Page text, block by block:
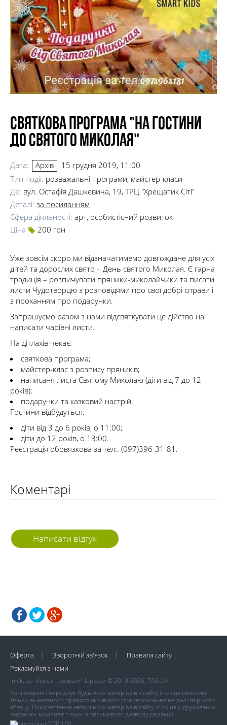
Святкова програма "На гостини
до Святого Миколая"
Дата: Архів
15 грудня 2019, 11:00
Тип події: розважальні програми, майстер-класи
Де: вул. Остафія Дашкевича, 19, ТРЦ "Хрещатик Сіті"
Деталі: за посиланням
Сфера діяльності: арт, особистісний розвиток
Ціна
200 грн
Уже зовсім скоро ми відзначатимемо довгождане для усіх
дітей та дорослих свято – День святого Миколая. Є гарна
традиція – розпичувати пряники-миколайчики та писати
листи Чудотворцю з розповідями про свої добрі справи і
з проханням про подарунки.
Запрошуємо разом з нами відсвяткувати це дійство на
написати чарівні листи.
На дітлахів чекає:
святкова програма;
майстер-клас з розпису пряників;
написаня листа Святому Миколаю (діти від 7 до 12
років);
подарунки та казковий настрій.
Гостини відбудуться:
діти від 3 до 6 років, о 11:00;
діти до 12 років, о 13:00.
Реєстрація обовязкова за тел:. (097)396-31-81.
Коментарі
Написати відгук
Оферта Зворотній зв'язок
Правила сайту
Рекламуйся з нами
in.ck.ua - бізнес і розваги Черкаси © 2013-2026, TAG.UA
Копіювання і передрук будь-яких матеріалів з сайту in.ck.ua можливе
тільки за наявності прямого активного гіперпосилання не далі першого
абзацу. Використання авторських матеріалів сайту in.ck.ua у друкованих
виданнях можливе тільки з письмового дозволу редакції.